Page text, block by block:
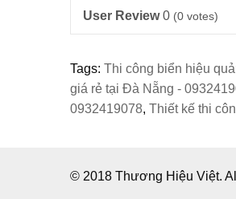
User Review 0 (0 votes)
Tags: Thi công biển hiệu
giá rẻ tại Đà Nẵng -
0932419078, Thiết kế thi
© 2018 Thương Hiệu Việt.